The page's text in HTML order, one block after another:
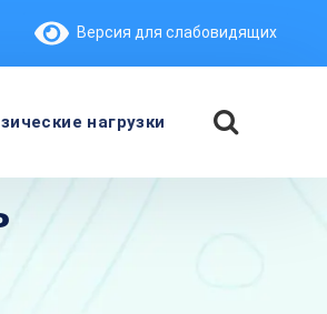
Версия для слабовидящих
нагрузки